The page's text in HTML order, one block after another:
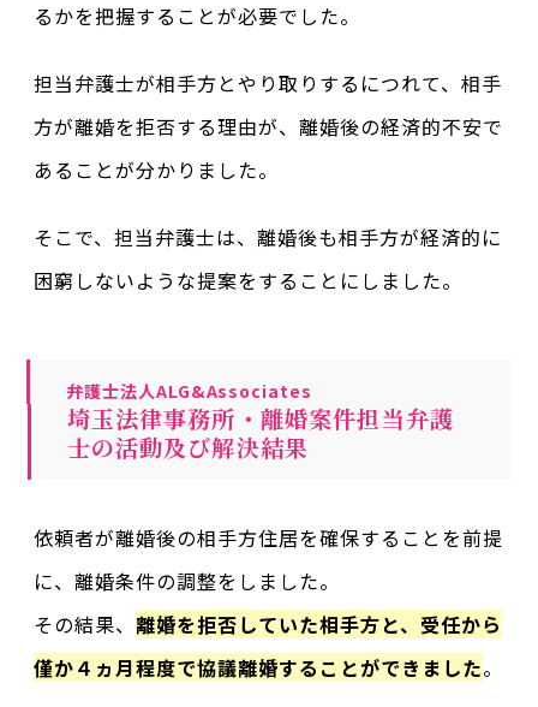
るかを把握することが必要でした。
担当弁護士が相手方とやり取りするにつれて、相手
方が離婚を拒否する理由が、離婚後の経済的不安で
あることが分かりました。
そこで、担当弁護士は、離婚後も相手方が経済的に
困窮しないような提案をすることにしました。
弁護士法人ALG&Associates
埼玉法律事務所・離婚案件担当弁護
士の活動及び解決結果
依頼者が離婚後の相手方住居を確保することを前提
に、離婚条件の調整をしました。
その結果、 離婚を拒否していた相手方と、受任から
僅か４ヵ月程度で協議離婚することができました。